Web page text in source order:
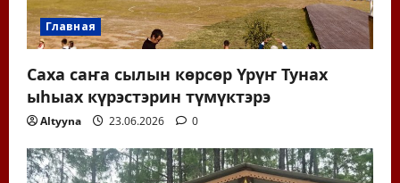
Главная
Саха саҥа сылын көрсөр Үрүҥ Тунах
ыһыах күрэстэрин түмүктэрэ
Altyyna 23.06.2026 0